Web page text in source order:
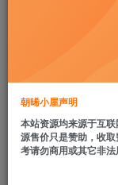
此内容为付费资源
普通会员
朝晞小屋声明
本站资源均来源于互
源售价只是赞助，收
考请勿商用或其它非